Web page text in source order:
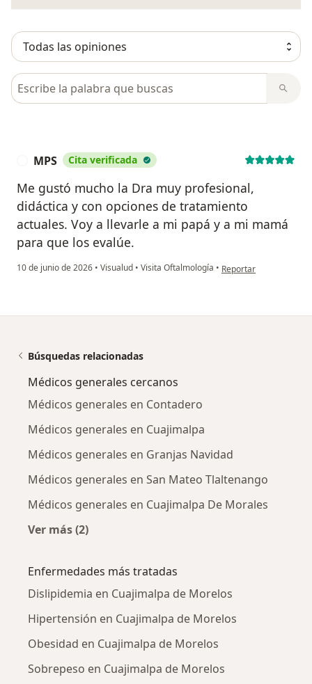
Busca en opiniones
MPS Cita verificada
Me gustó mucho la Dra muy profesional,
didáctica y con opciones de tratamiento
actuales. Voy a llevarle a mi papá y a mi mamá
para que los evalúe.
10 de junio de 2026 • Visualud • Visita Oftalmología • en opinión del usuario
Reportar
Búsquedas relacionadas
Médicos generales cercanos
Médicos generales en Contadero
Médicos generales en Cuajimalpa
Médicos generales en Granjas Navidad
Médicos generales en San Mateo Tlaltenango
Médicos generales en Cuajimalpa De Morales
Ver más (2)
Enfermedades más tratadas
Dislipidemia en Cuajimalpa de Morelos
Hipertensión en Cuajimalpa de Morelos
Obesidad en Cuajimalpa de Morelos
Sobrepeso en Cuajimalpa de Morelos